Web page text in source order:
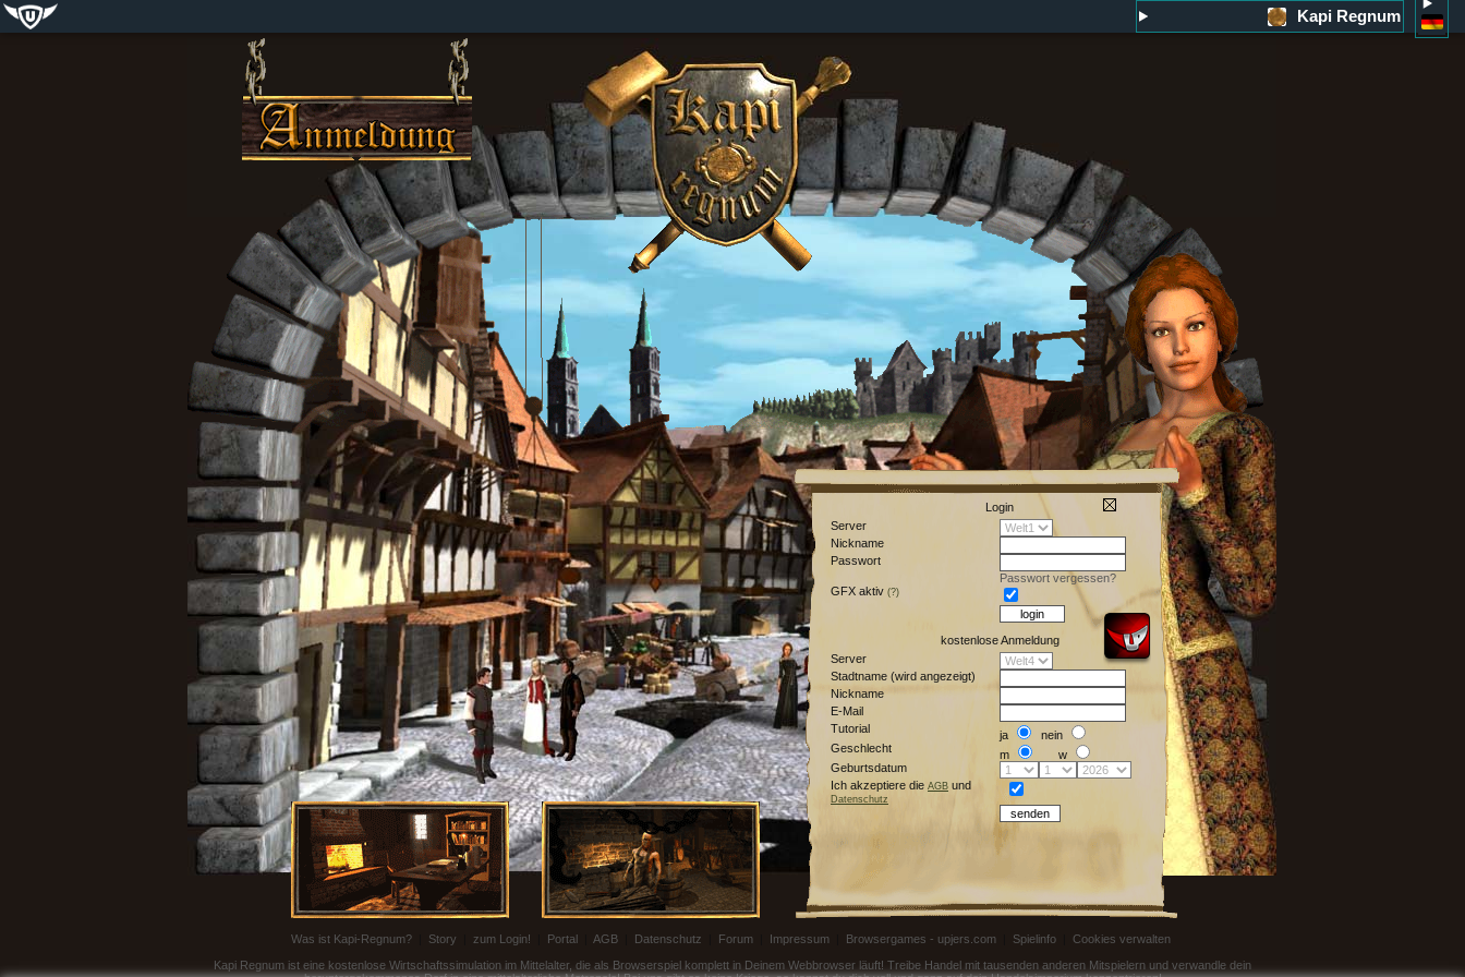
Kapi Regnum
Login
Server
Nickname
Passwort
Passwort vergessen?
GFX aktiv (?)
kostenlose Anmeldung
Server
Stadtname (wird angezeigt)
Nickname
E-Mail
Tutorial
ja
nein
Geschlecht
m
w
Geburtsdatum
Ich akzeptiere die AGB und
Datenschutz
Was ist Kapi-Regnum? Story zum Login! Portal AGB Datenschutz Forum Impressum Browsergames - upjers.com Spielinfo
Cookies verwalten
Kapi Regnum ist eine kostenlose Wirtschaftssimulation im Mittelalter, die als Browserspiel komplett in Deinem Webbrowser läuft! Treibe Handel mit tausenden anderen Mitspielern und verwandle dein